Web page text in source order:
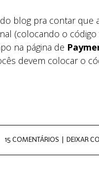
blog pra contar que
(colocando o
na página de
devem colocar o
15 COMENTÁRIOS | DEIXAR